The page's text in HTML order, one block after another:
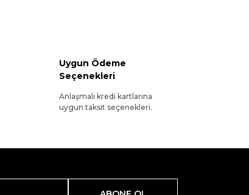
Uygun Ödeme
Seçenekleri
Anlaşmalı kredi kartlarına
uygun taksit seçenekleri.